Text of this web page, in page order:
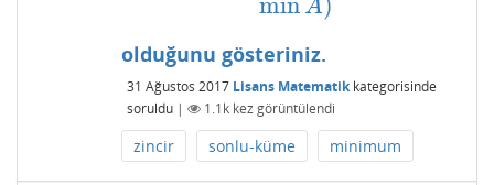
minA)
olduğunu gösteriniz.
31 Ağustos 2017 Lisans Matematikkategorisinde
soruldu | 1.1kkez görüntülendi
zincir sonlu-küme minimum